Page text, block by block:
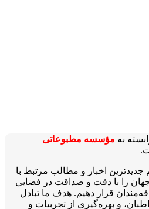
به مؤسسه مطبوعاتی
اخبار و مطالب مرتبط با
را با دقت و صداقت در فضایی
قرار دهیم. هدف ما تبادل
و بهره‌گیری از تجربیات و